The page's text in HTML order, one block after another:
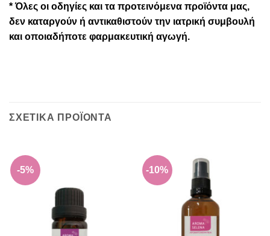
* Όλες οι οδηγίες και τα προτεινόμενα προϊόντα μας,
δεν καταργούν ή αντικαθιστούν την ιατρική συμβουλή
και οποιαδήποτε φαρμακευτική αγωγή.
ΣΧΕΤΙΚΑ ΠΡΟΪΟΝΤΑ
-5% -10%